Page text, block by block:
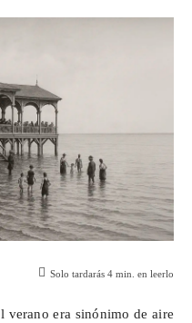
Solo tardarás 4 min. en leerlo
era sinónimo de aire